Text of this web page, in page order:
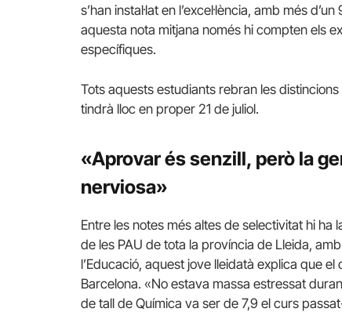
s’han instal·lat en l’excel·lència, amb més
aquesta nota mitjana només hi compten els
específiques.
Tots aquests estudiants rebran les
tindrà lloc en proper 21 de juliol.
«Aprovar és senzill, però la
nerviosa»
Entre les notes més altes de selectivitat hi ha
de les PAU de tota la província de Lleida,
l’Educació, aquest jove lleidatà explica que
Barcelona. «No estava massa estressat
de tall de Química va ser de 7,9 el curs